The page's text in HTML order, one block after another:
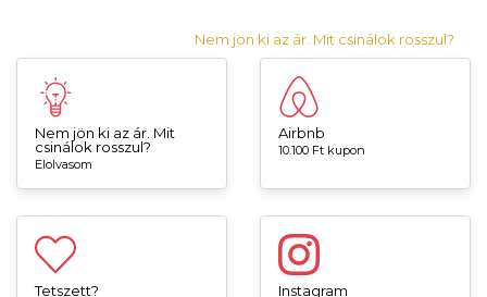
Nem jön ki az ár. Mit csinálok rosszul?
Nem jön ki az ár. Mit
csinálok rosszul?
Elolvasom
Airbnb
10.100 Ft kupon
Tetszett? Instagram